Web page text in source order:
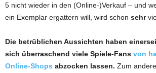
5 nicht wieder in den (Online-)Verkauf – und
ein Exemplar ergattern will, wird schon sehr
Die betrüblichen Aussichten haben
sich überraschend viele Spiele-Fans von
Online-Shops abzocken lassen. Zum